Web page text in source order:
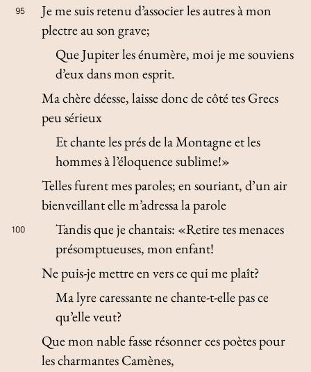
95
Je me suis retenu d’associer les autres à mon
plectre au son grave;
Que Jupiter les énumère, moi je me souviens
d’eux dans mon esprit.
Ma chère déesse, laisse donc de côté tes Grecs
peu sérieux
Et chante les prés de la Montagne et les
hommes à l’éloquence sublime!»
Telles furent mes paroles; en souriant, d’un air
bienveillant elle m’adressa la parole
100
Tandis que je chantais: «Retire tes menaces
présomptueuses, mon enfant!
Ne puis-je mettre en vers ce qui me plaît?
Ma lyre caressante ne chante-t-elle pas ce
qu’elle veut?
Que mon nable fasse résonner ces poètes pour
les charmantes Camènes,